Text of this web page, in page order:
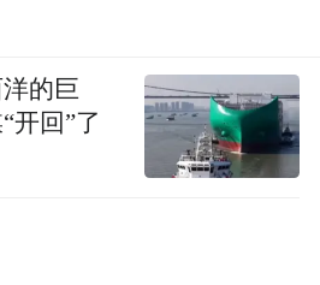
存储空间服务。
above (including the videos,
any) is uploaded and posted
Hao, which is a social media
provides information storage
的巨
开回”了